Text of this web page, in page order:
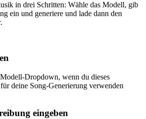
in drei Schritten: Wähle das Modell, gib
ein und generiere und lade dann den
Dropdown, wenn du dieses
deine Song-Generierung verwenden
eingeben